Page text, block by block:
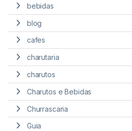
bebidas
blog
cafes
charutaria
charutos
Charutos e Bebidas
Churrascaria
Guia